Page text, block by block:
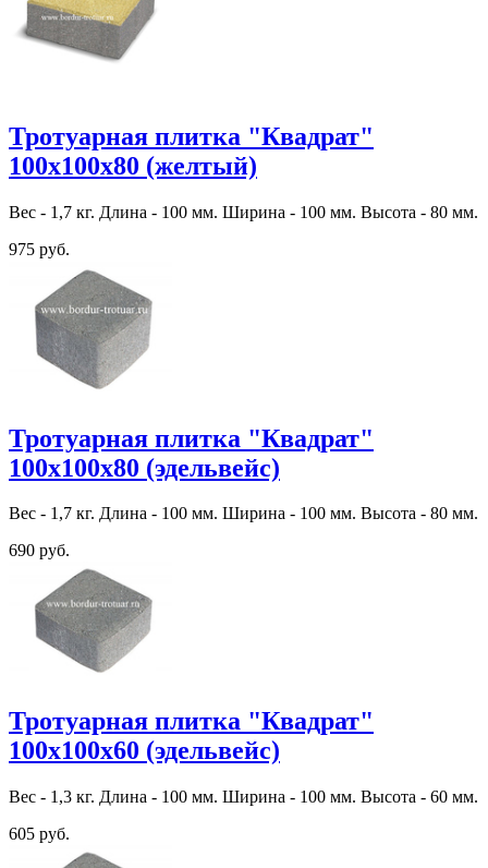
Тротуарная плитка "Квадрат"
100х100х80 (желтый)
Вес - 1,7 кг. Длина - 100 мм. Ширина - 100 мм. Высота - 80 мм.
975 руб.
Тротуарная плитка "Квадрат"
100х100х80 (эдельвейс)
Вес - 1,7 кг. Длина - 100 мм. Ширина - 100 мм. Высота - 80 мм.
690 руб.
Тротуарная плитка "Квадрат"
100х100х60 (эдельвейс)
Вес - 1,3 кг. Длина - 100 мм. Ширина - 100 мм. Высота - 60 мм.
605 руб.